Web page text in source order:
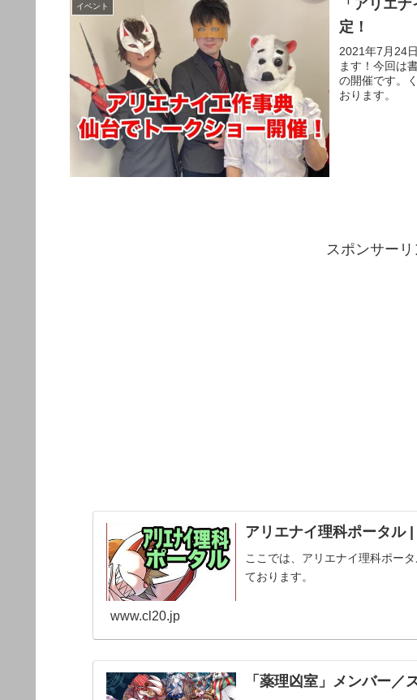
イベント
「アリエ
定！
2021年7月24
ます！今回は
の開催です。
おります。
スポンサーリ
アリエナイ理科ポータル
ここでは、アリエナイ理科ポー
ております。
www.cl20.jp
「薬理凶室」メンバー／